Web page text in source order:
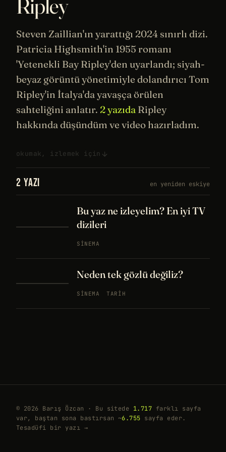
Ripley
Steven Zaillian'ın yarattığı 2024 sınırlı dizi.
Patricia Highsmith'in 1955 romanı
'Yetenekli Bay Ripley'den uyarlandı; siyah-
beyaz görüntü yönetimiyle dolandırıcı Tom
Ripley'in İtalya'da yavaşça örülen
sahteliğini anlatır. 2 yazıda Ripley
hakkında düşündüm ve video hazırladım.
okumak, izlemek için
2 YAZI en yeniden eskiye
Bu yaz ne izleyelim? En iyi TV
dizileri
SINEMA
Neden tek gözlü değiliz?
SINEMA TARIH
© 2026 Barış Özcan · Bu sitede 1.717 farklı sayfa
var, baştan sona bastırsan ~6.755 sayfa eder.
Tesadüfi bir yazı →